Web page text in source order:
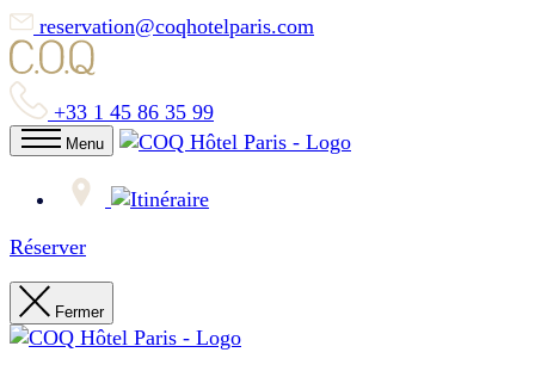
reservation@coqhotelparis.com
+33 1 45 86 35 99
Menu
Réserver
Fermer